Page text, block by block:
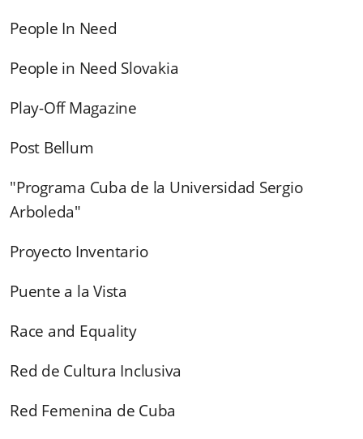
People In Need
People in Need Slovakia
Play-Off Magazine
Post Bellum
"Programa Cuba de la Universidad Sergio
Arboleda"
Proyecto Inventario
Puente a la Vista
Race and Equality
Red de Cultura Inclusiva
Red Femenina de Cuba